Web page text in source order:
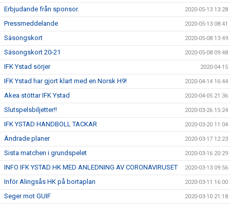
Erbjudande från sponsor. 2020-05-13 13:28
Pressmeddelande 2020-05-13 08:41
Säsongskort 2020-05-08 13:49
Säsongskort 20-21 2020-05-08 09:48
IFK Ystad sörjer 2020-04-15
IFK Ystad har gjort klart med en Norsk H9! 2020-04-14 16:44
Akea stöttar IFK Ystad 2020-04-05 21:36
Slutspelsbiljetter!! 2020-03-26 15:24
IFK YSTAD HANDBOLL TACKAR 2020-03-20 11:04
Ändrade planer 2020-03-17 12:23
Sista matchen i grundspelet 2020-03-16 20:29
INFO IFK YSTAD HK MED ANLEDNING AV CORONAVIRUSET 2020-03-13 09:56
Inför Alingsås HK på bortaplan 2020-03-11 16:00
Seger mot GUIF 2020-03-10 21:18